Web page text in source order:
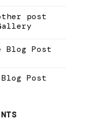
post
Blog Post
Post